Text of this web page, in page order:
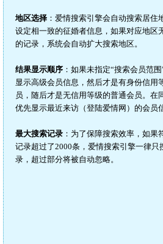
地区选择 ：爱情搜索引擎会自动搜索居住
设定相一致的征婚者信息，如果对应地区
的记录，系统会自动扩大搜索地区。
结果显示顺序 ：如果未指定“搜索会员范
显示高级会员信息，然后才是有身份信用
员，随后才是无信用等级的普通会员。在
优先显示最近来访（登陆爱情网）的会员
最大搜索记录 ：为了保障搜索效率，如果
记录超过了2000条，爱情搜索引擎一律只
录，超过部分将被自动忽略。